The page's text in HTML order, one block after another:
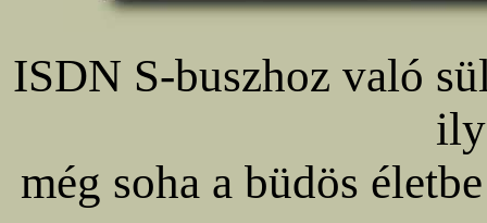
ISDN S-buszhoz való
még soha a büdös